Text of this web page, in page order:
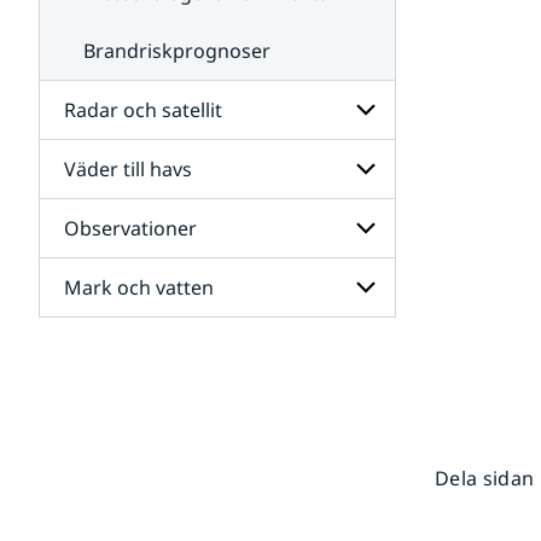
Brandriskprognoser
Radar och satellit
Undersidor
för
Radar
och
satellit
Väder till havs
Undersidor
för
Väder
till
havs
Observationer
Undersidor
för
Mark och vatten
Dela sidan